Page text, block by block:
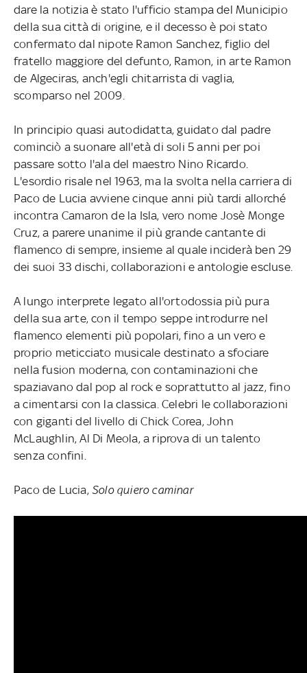
dare la notizia è stato l'ufficio stampa del Municipio
della sua città di origine, e il decesso è poi stato
confermato dal nipote Ramon Sanchez, figlio del
fratello maggiore del defunto, Ramon, in arte Ramon
de Algeciras, anch'egli chitarrista di vaglia,
scomparso nel 2009.
In principio quasi autodidatta, guidato dal padre
cominciò a suonare all'età di soli 5 anni per poi
passare sotto l'ala del maestro Nino Ricardo.
L'esordio risale nel 1963, ma la svolta nella carriera di
Paco de Lucia avviene cinque anni più tardi allorché
incontra Camaron de la Isla, vero nome Josè Monge
Cruz, a parere unanime il più grande cantante di
flamenco di sempre, insieme al quale inciderà ben 29
dei suoi 33 dischi, collaborazioni e antologie escluse.
A lungo interprete legato all'ortodossia più pura
della sua arte, con il tempo seppe introdurre nel
flamenco elementi più popolari, fino a un vero e
proprio meticciato musicale destinato a sfociare
nella fusion moderna, con contaminazioni che
spaziavano dal pop al rock e soprattutto al jazz, fino
a cimentarsi con la classica. Celebri le collaborazioni
con giganti del livello di Chick Corea, John
McLaughlin, Al Di Meola, a riprova di un talento
senza confini.
Paco de Lucia, Solo quiero caminar